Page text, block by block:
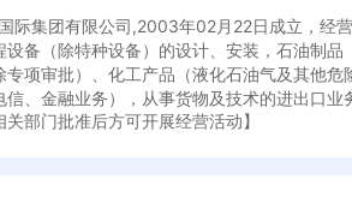
国际集团有限公司,2003年02月22日成立，经
设备（除特种设备）的设计、安装，石油制
专项审批）、化工产品（液化石油气及其他
信、金融业务），从事货物及技术的进出口
部门批准后方可开展经营活动】